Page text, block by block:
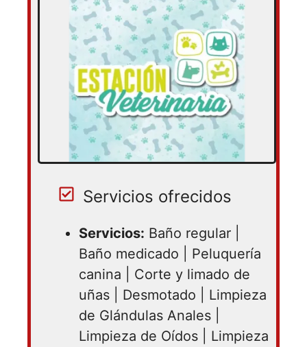
Sabado 10:00 – 19:00
Servicios ofrecidos
Servicios: Baño regular |
Baño medicado | Peluquería
canina | Corte y limado de
uñas | Desmotado | Limpieza
de Glándulas Anales |
Limpieza de Oídos | Limpieza